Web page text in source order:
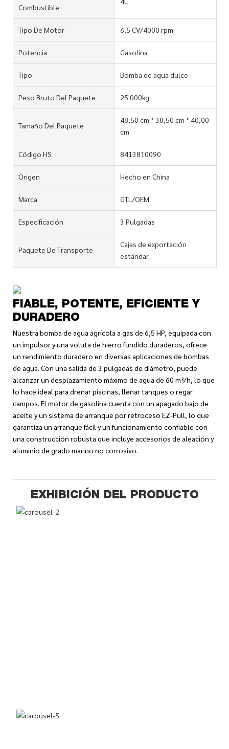
Combustible
Tipo De Motor 6,5 CV/4000 rpm
Potencia Gasolina
Tipo Bomba de agua dulce
Peso Bruto Del Paquete 25.000kg
Tamaño Del Paquete
48,50 cm * 38,50 cm * 40,00
cm
Código HS 8413810090
Origen Hecho en China
Marca GTL/OEM
Especificación 3 Pulgadas
Paquete De Transporte
Cajas de exportación
estándar
FIABLE, POTENTE, EFICIENTE Y
DURADERO
Nuestra bomba de agua agrícola a gas de 6,5 HP, equipada con
un impulsor y una voluta de hierro fundido duraderos, ofrece
un rendimiento duradero en diversas aplicaciones de bombas
de agua. Con una salida de 3 pulgadas de diámetro, puede
alcanzar un desplazamiento máximo de agua de 60 m³/h, lo que
lo hace ideal para drenar piscinas, llenar tanques o regar
campos. El motor de gasolina cuenta con un apagado bajo de
aceite y un sistema de arranque por retroceso EZ-Pull, lo que
garantiza un arranque fácil y un funcionamiento confiable con
una construcción robusta que incluye accesorios de aleación y
aluminio de grado marino no corrosivo.
EXHIBICIÓN DEL PRODUCTO